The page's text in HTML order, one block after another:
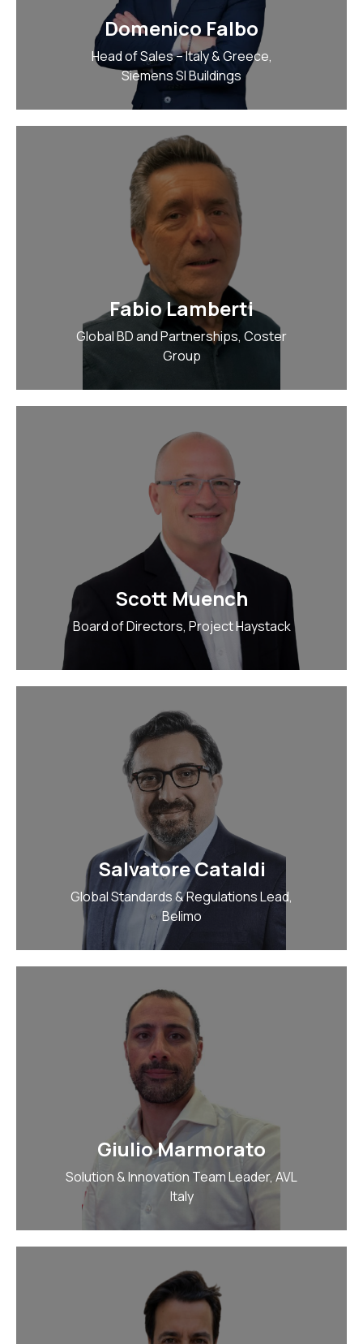
Domenico Falbo
Head of Sales – Italy & Greece,
Siemens SI Buildings
Fabio Lamberti
Global BD and Partnerships, Coster
Group
Scott Muench
Board of Directors, Project Haystack
Salvatore Cataldi
Global Standards & Regulations Lead,
Belimo
Giulio Marmorato
Solution & Innovation Team Leader, AVL
Italy